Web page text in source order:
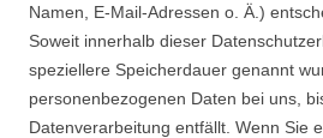
Namen, E-Mail-Adressen o. Ä.)
Soweit innerhalb dieser
speziellere Speicherdauer genannt
personenbezogenen Daten bei uns,
Datenverarbeitung entfällt. Wenn Sie